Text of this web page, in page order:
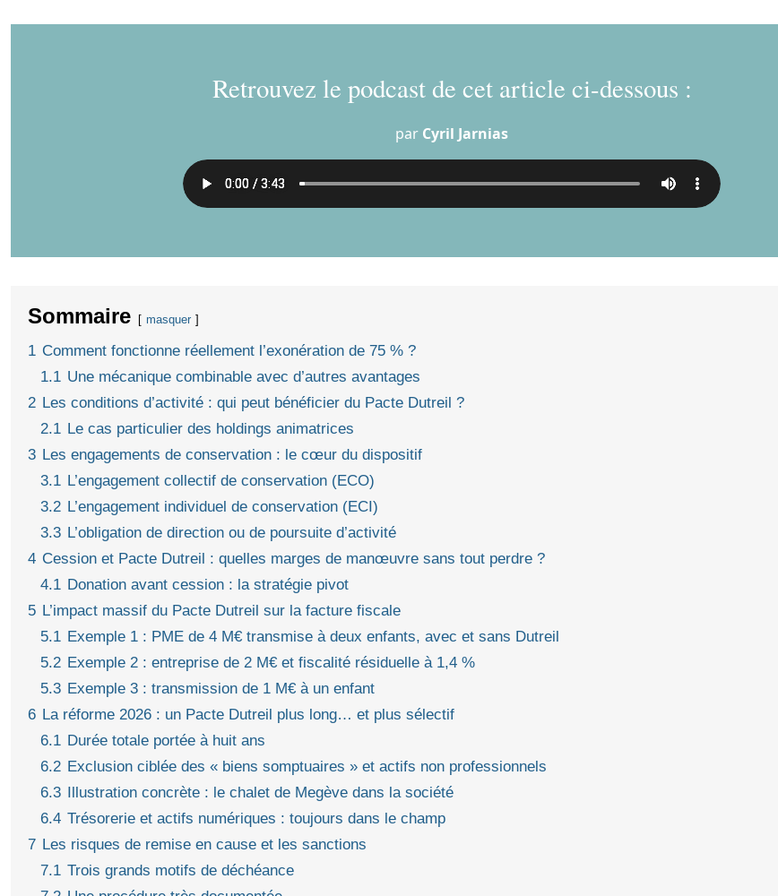
Retrouvez le podcast de cet article ci-dessous :
par Cyril Jarnias
Sommaire masquer
1 Comment fonctionne réellement l’exonération de 75 % ?
1.1 Une mécanique combinable avec d’autres avantages
2 Les conditions d’activité : qui peut bénéficier du Pacte Dutreil ?
2.1 Le cas particulier des holdings animatrices
3 Les engagements de conservation : le cœur du dispositif
3.1 L’engagement collectif de conservation (ECO)
3.2 L’engagement individuel de conservation (ECI)
3.3 L’obligation de direction ou de poursuite d’activité
4 Cession et Pacte Dutreil : quelles marges de manœuvre sans tout perdre ?
4.1 Donation avant cession : la stratégie pivot
5 L’impact massif du Pacte Dutreil sur la facture fiscale
5.1 Exemple 1 : PME de 4 M€ transmise à deux enfants, avec et sans Dutreil
5.2 Exemple 2 : entreprise de 2 M€ et fiscalité résiduelle à 1,4 %
5.3 Exemple 3 : transmission de 1 M€ à un enfant
6 La réforme 2026 : un Pacte Dutreil plus long… et plus sélectif
6.1 Durée totale portée à huit ans
6.2 Exclusion ciblée des « biens somptuaires » et actifs non professionnels
6.3 Illustration concrète : le chalet de Megève dans la société
6.4 Trésorerie et actifs numériques : toujours dans le champ
7 Les risques de remise en cause et les sanctions
7.1 Trois grands motifs de déchéance